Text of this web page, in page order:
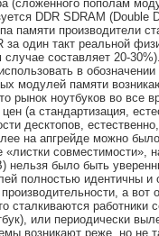
(сложенного пополам
DDR SDRAM
памяти производители
один такт реальной
составляет 20-
в
модулей памяти
рынок ноутбуков во
(а стандартизация,
десктопов,
на апгрейде можно
совместимости»,
было быть
полностью идентичны
а вот
сталкиваются
или периодически
возникают реже, но не